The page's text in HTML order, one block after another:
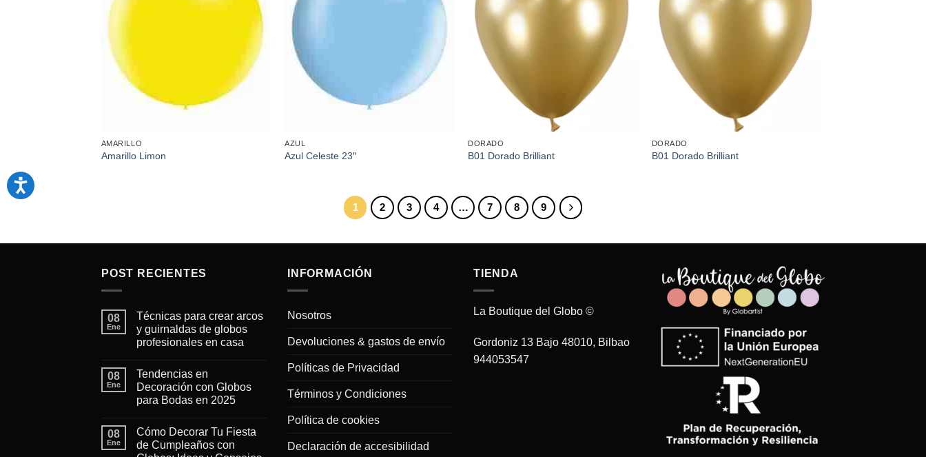
AMARILLO
Amarillo Limon
AZUL
Azul Celeste 23″
DORADO
B01 Dorado Brilliant
DORADO
B01 Dorado Brilliant
1 2 3 4 … 7 8 9
POST RECIENTES
08
Ene
Técnicas para crear arcos
y guirnaldas de globos
profesionales en casa
comentarios
en
Técnicas
para
y
guirnaldas
de
globos
08
Ene
Tendencias en
Decoración con Globos
para Bodas en 2025
comentarios
en
Tendencias
08
Ene
Cómo Decorar Tu Fiesta
de Cumpleaños con
INFORMACIÓN
Nosotros
Devoluciones & gastos de envío
Políticas de Privacidad
Términos y Condiciones
Política de cookies
Declaración de accesibilidad
TIENDA
La Boutique del Globo ©
Gordoniz 13 Bajo 48010, Bilbao
944053547